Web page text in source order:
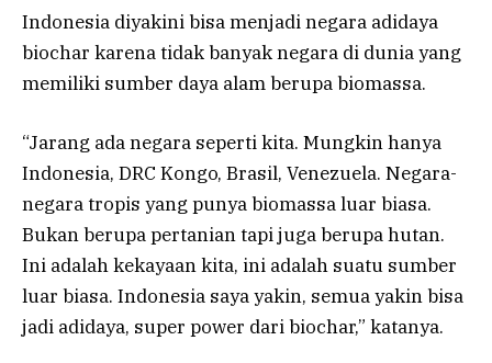
Indonesia diyakini bisa menjadi negara adidaya
biochar karena tidak banyak negara di dunia yang
memiliki sumber daya alam berupa biomassa.
“Jarang ada negara seperti kita. Mungkin hanya
Indonesia, DRC Kongo, Brasil, Venezuela. Negara-
negara tropis yang punya biomassa luar biasa.
Bukan berupa pertanian tapi juga berupa hutan.
Ini adalah kekayaan kita, ini adalah suatu sumber
luar biasa. Indonesia saya yakin, semua yakin bisa
jadi adidaya, super power dari biochar,” katanya.